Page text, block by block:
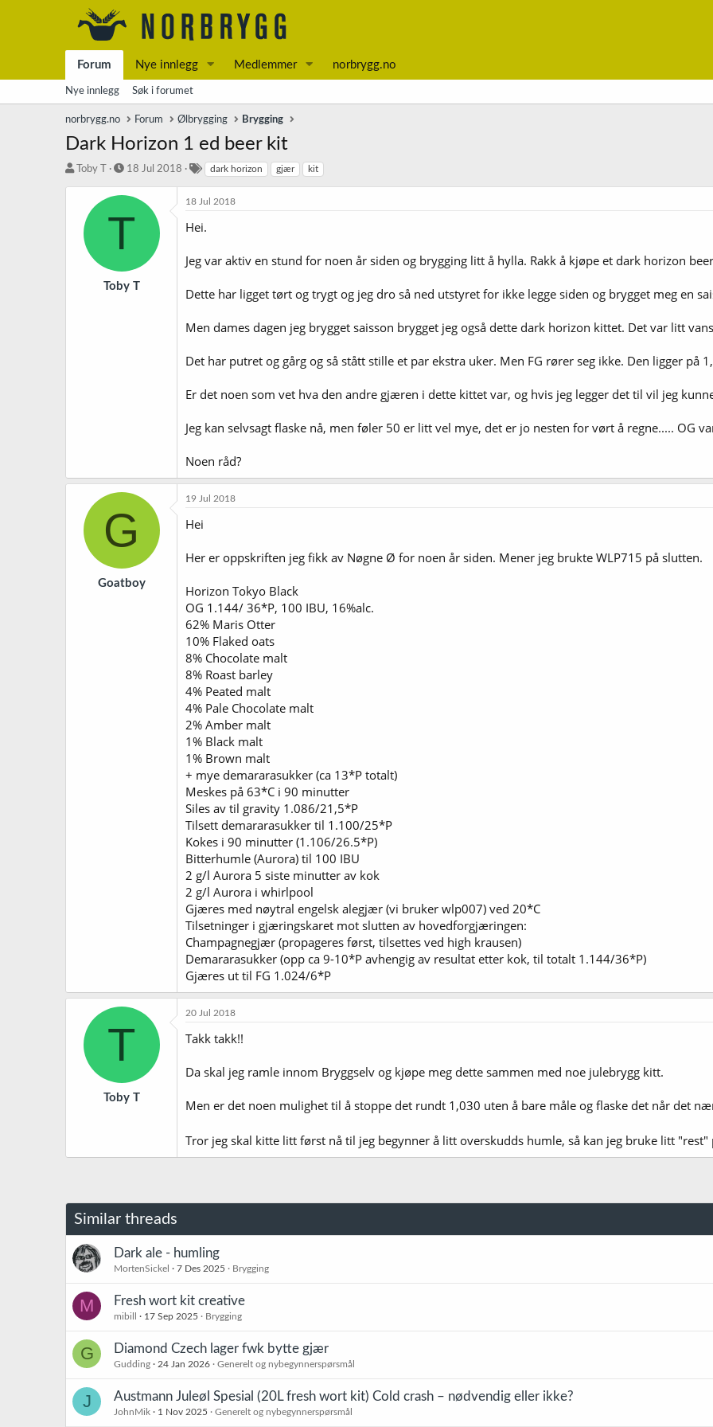
Forum Nye innlegg Medlemmer norbrygg.no
Nye innlegg Søk i forumet
norbrygg.no Forum Ølbrygging Brygging
Dark Horizon 1 ed beer kit
TToby T
S
a
t
o
18 Jul 2018
d
dark horizon gjær kit
T
Toby T
18 Jul 2018
Hei.
Jeg var aktiv en stund for noen år siden og brygging litt å hylla. Rakk å kjøpe et dark horizon
Dette har ligget tørt og trygt og jeg dro så ned utstyret for ikke legge siden og brygget meg en
Men dames dagen jeg brygget saisson brygget jeg også dette dark horizon kittet. Det var litt
Det har putret og gårg og så stått stille et par ekstra uker. Men FG rører seg ikke. Den ligger på
Er det noen som vet hva den andre gjæren i dette kittet var, og hvis jeg legger det til vil jeg
Jeg kan selvsagt flaske nå, men føler 50 er litt vel mye, det er jo nesten for vørt å regne..... OG
Noen råd?
G
Goatboy
19 Jul 2018
Hei
Her er oppskriften jeg fikk av Nøgne Ø for noen år siden. Mener jeg brukte WLP715 på slutten.
Horizon Tokyo Black
OG 1.144/ 36*P, 100 IBU, 16%alc.
62% Maris Otter
10% Flaked oats
8% Chocolate malt
8% Roast barley
4% Peated malt
4% Pale Chocolate malt
2% Amber malt
1% Black malt
1% Brown malt
+ mye demararasukker (ca 13*P totalt)
Meskes på 63*C i 90 minutter
Siles av til gravity 1.086/21,5*P
Tilsett demararasukker til 1.100/25*P
Kokes i 90 minutter (1.106/26.5*P)
Bitterhumle (Aurora) til 100 IBU
2 g/l Aurora 5 siste minutter av kok
2 g/l Aurora i whirlpool
Gjæres med nøytral engelsk alegjær (vi bruker wlp007) ved 20*C
Tilsetninger i gjæringskaret mot slutten av hovedforgjæringen:
Champagnegjær (propageres først, tilsettes ved high krausen)
Demararasukker (opp ca 9-10*P avhengig av resultat etter kok, til totalt 1.144/36*P)
Gjæres ut til FG 1.024/6*P
T
Toby T
20 Jul 2018
Takk takk!!
Da skal jeg ramle innom Bryggselv og kjøpe meg dette sammen med noe julebrygg kitt.
Men er det noen mulighet til å stoppe det rundt 1,030 uten å bare måle og flaske det når det
Tror jeg skal kitte litt først nå til jeg begynner å litt overskudds humle, så kan jeg bruke litt
Similar threads
Dark ale - humling
MortenSickel 7 Des 2025 Brygging
M Fresh wort kit creative
mibill 17 Sep 2025 Brygging
G Diamond Czech lager fwk bytte gjær
Gudding 24 Jan 2026 Generelt og nybegynnerspørsmål
J Austmann Juleøl Spesial (20L fresh wort kit) Cold crash – nødvendig eller ikke?
JohnMik 1 Nov 2025 Generelt og nybegynnerspørsmål